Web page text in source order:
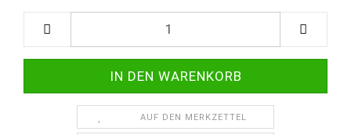
AUF DEN MERKZETTEL